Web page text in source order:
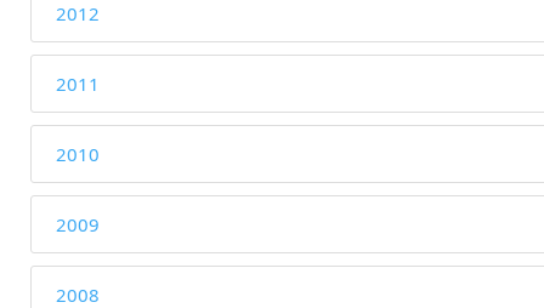
2012
2011
2010
2009
2008